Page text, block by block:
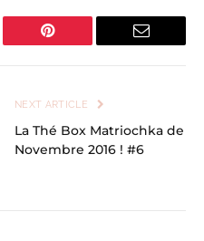
Pinterest Email
NEXT ARTICLE
La Thé Box Matriochka de
Novembre 2016 ! #6